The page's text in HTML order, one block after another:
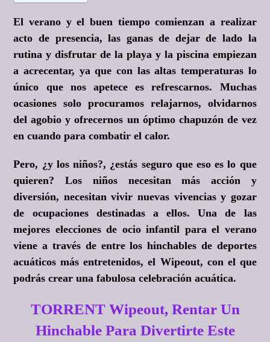
El verano y el buen tiempo comienzan a realizar
acto de presencia, las ganas de dejar de lado la
rutina y disfrutar de la playa y la piscina empiezan
a acrecentar, ya que con las altas temperaturas lo
único que nos apetece es refrescarnos. Muchas
ocasiones solo procuramos relajarnos, olvidarnos
del agobio y ofrecernos un óptimo chapuzón de vez
en cuando para combatir el calor.
Pero, ¿y los niños?, ¿estás seguro que eso es lo que
quieren? Los niños necesitan más acción y
diversión, necesitan vivir nuevas vivencias y gozar
de ocupaciones destinadas a ellos. Una de las
mejores elecciones de ocio infantil para el verano
viene a través de entre los hinchables de deportes
acuáticos más entretenidos, el Wipeout, con el que
podrás crear una fabulosa celebración acuática.
TORRENT Wipeout, Rentar Un
Hinchable Para Divertirte Este